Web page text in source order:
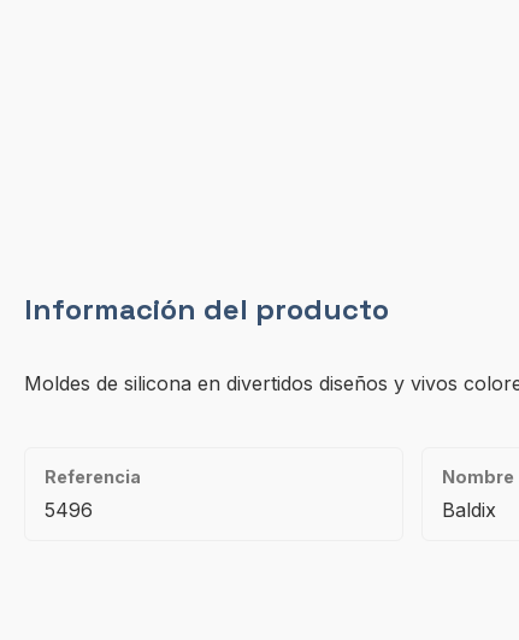
Información del producto
Moldes de silicona en divertidos diseños y vivos
Referencia
5496
Nombre
Baldix